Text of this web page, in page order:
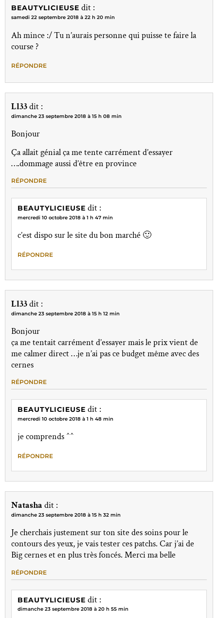
BEAUTYLICIEUSE dit :
samedi 22 septembre 2018 à 22 h 20 min
Ah mince :/ Tu n’aurais personne qui puisse te faire la
course ?
RÉPONDRE
Ll33dit :
dimanche 23 septembre 2018 à 15 h 08 min
Bonjour
Ça allait génial ça me tente carrément d’essayer
….dommage aussi d’être en province
RÉPONDRE
BEAUTYLICIEUSE dit :
mercredi 10 octobre 2018 à 1 h 47 min
c’est dispo sur le site du bon marché 🙂
RÉPONDRE
Ll33dit :
dimanche 23 septembre 2018 à 15 h 12 min
Bonjour
ça me tentait carrément d’essayer mais le prix vient de
me calmer direct …je n’ai pas ce budget même avec des
cernes
RÉPONDRE
BEAUTYLICIEUSE dit :
mercredi 10 octobre 2018 à 1 h 48 min
je comprends ^^
RÉPONDRE
Natasha dit :
dimanche 23 septembre 2018 à 15 h 32 min
Je cherchais justement sur ton site des soins pour le
contours des yeux, je vais tester ces patchs. Car j’ai de
Big cernes et en plus très foncés. Merci ma belle
RÉPONDRE
BEAUTYLICIEUSE dit :
dimanche 23 septembre 2018 à 20 h 55 min